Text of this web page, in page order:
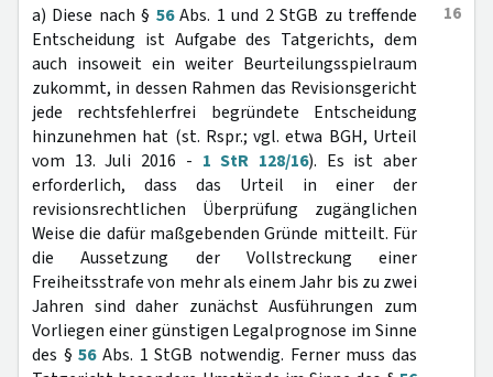
16
a) Diese nach § 56Abs. 1 und 2 StGB zu treffende
Entscheidung ist Aufgabe des Tatgerichts, dem
auch insoweit ein weiter Beurteilungsspielraum
zukommt, in dessen Rahmen das Revisionsgericht
jede rechtsfehlerfrei begründete Entscheidung
hinzunehmen hat (st. Rspr.; vgl. etwa BGH, Urteil
vom 13. Juli 2016 - 1 StR 128/16). Es ist aber
erforderlich, dass das Urteil in einer der
revisionsrechtlichen Überprüfung zugänglichen
Weise die dafür maßgebenden Gründe mitteilt. Für
die Aussetzung der Vollstreckung einer
Freiheitsstrafe von mehr als einem Jahr bis zu zwei
Jahren sind daher zunächst Ausführungen zum
Vorliegen einer günstigen Legalprognose im Sinne
des §56Abs. 1 StGB notwendig. Ferner muss das